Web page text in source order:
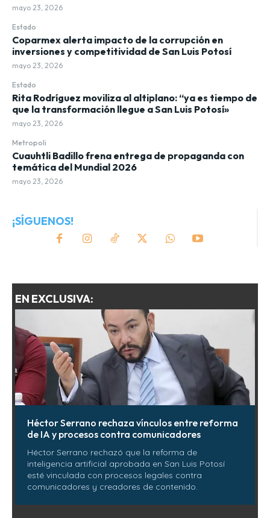
mayo 23, 2026
Estado
Coparmex alerta impacto de la corrupción en
inversiones y competitividad de San Luis Potosí
mayo 23, 2026
Estado
Rita Rodríguez moviliza al altiplano: “ya es tiempo de
que la transformación llegue a San Luis Potosí»
mayo 23, 2026
Metropoli
Cuauhtli Badillo frena entrega de propaganda con
temática del Mundial 2026
mayo 23, 2026
¡SÍGUENOS!
EN EXCLUSIVA:
Héctor Serrano rechaza vínculos entre reforma
de IA y procesos contra comunicadores
Héctor Serrano rechazó que la reforma de
inteligencia artificial aprobada en San Luis Potosí
esté vinculada con procesos legales contra
comunicadores y creadores de contenido.